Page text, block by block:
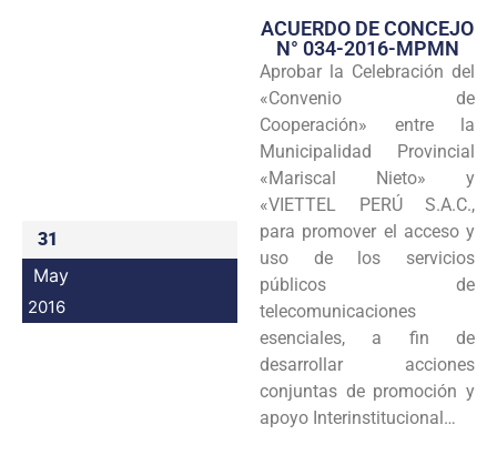
Transparencia
Programas
Intranet
31
May
2016
ACUERDO DE CONCEJO
N° 034-2016-MPMN
Aprobar la Celebración del
«Convenio de
Cooperación» entre la
Municipalidad Provincial
«Mariscal Nieto» y
«VIETTEL PERÚ S.A.C.,
para promover el acceso y
uso de los servicios
públicos de
telecomunicaciones
esenciales, a fin de
desarrollar acciones
conjuntas de promoción y
apoyo Interinstitucional…